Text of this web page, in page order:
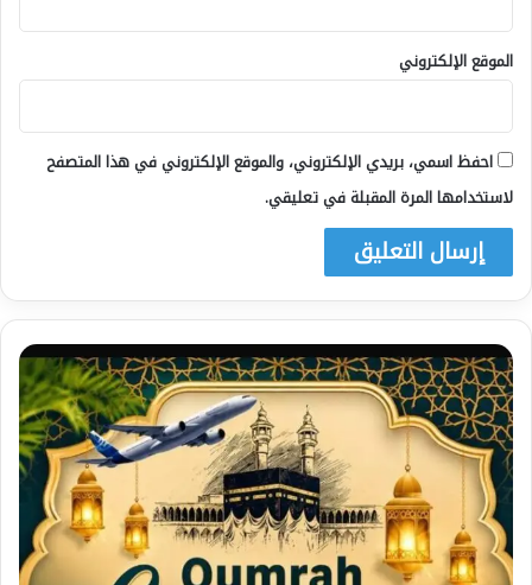
الموقع الإلكتروني
احفظ اسمي، بريدي الإلكتروني، والموقع الإلكتروني في هذا المتصفح
لاستخدامها المرة المقبلة في تعليقي.